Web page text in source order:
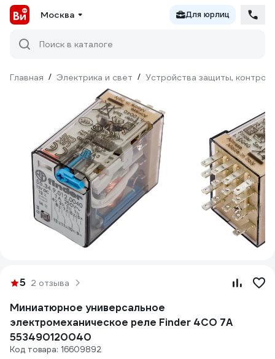
Москва Для юрлиц
Поиск в каталоге
Главная / Электрика и свет / Устройства защиты,
5 2 отзыва
Миниатюрное универсальное
электромеханическое реле Finder 4CO 7A
553490120040
Код товара: 16609892